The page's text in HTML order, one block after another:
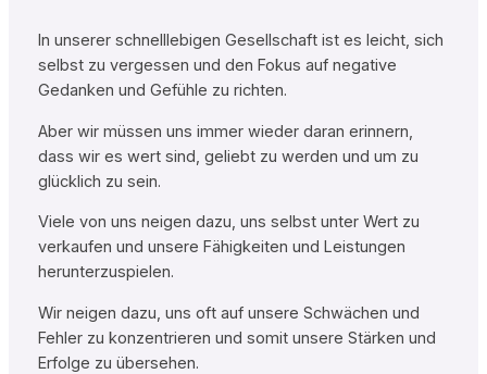
In unserer schnelllebigen Gesellschaft ist es leicht, sich
selbst zu vergessen und den Fokus auf negative
Gedanken und Gefühle zu richten.
Aber wir müssen uns immer wieder daran erinnern,
dass wir es wert sind, geliebt zu werden und um zu
glücklich zu sein.
Viele von uns neigen dazu, uns selbst unter Wert zu
verkaufen und unsere Fähigkeiten und Leistungen
herunterzuspielen.
Wir neigen dazu, uns oft auf unsere Schwächen und
Fehler zu konzentrieren und somit unsere Stärken und
Erfolge zu übersehen.